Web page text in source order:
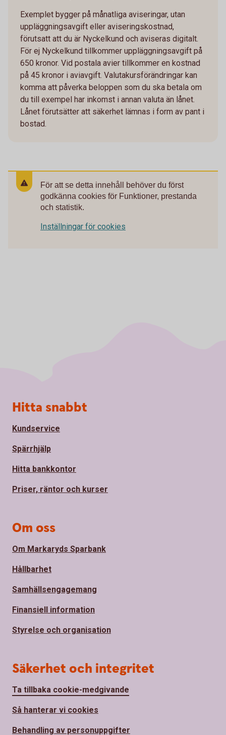
Exemplet bygger på månatliga aviseringar, utan
uppläggningsavgift eller aviseringskostnad,
förutsatt att du är Nyckelkund och aviseras digitalt.
För ej Nyckelkund tillkommer uppläggningsavgift på
650 kronor. Vid postala avier tillkommer en kostnad
på 45 kronor i aviavgift. Valutakursförändringar kan
komma att påverka beloppen som du ska betala om
du till exempel har inkomst i annan valuta än lånet.
Lånet förutsätter att säkerhet lämnas i form av pant i
bostad.
För att se detta innehåll behöver du först
godkänna cookies för Funktioner, prestanda
och statistik.
Inställningar för cookies
Sidfot
Hitta snabbt
Kundservice
Spärrhjälp
Hitta bankkontor
Priser, räntor och kurser
Om oss
Om Markaryds Sparbank
Hållbarhet
Samhällsengagemang
Finansiell information
Styrelse och organisation
Säkerhet och integritet
Ta tillbaka cookie-medgivande
Så hanterar vi cookies
Behandling av personuppgifter